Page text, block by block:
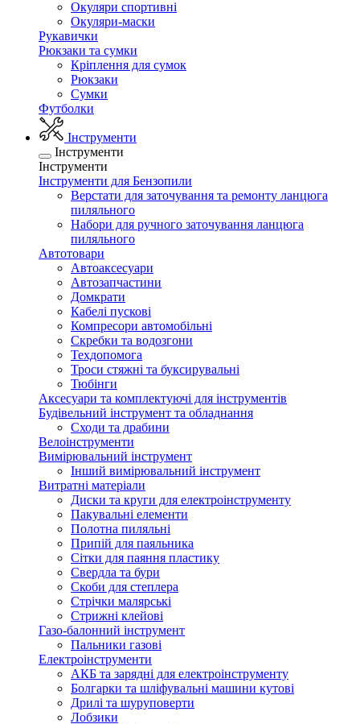
Окуляри спортивні
Окуляри-маски
Рукавички
Рюкзаки та сумки
Кріплення для сумок
Рюкзаки
Сумки
Футболки
Інструменти
Інструменти
Інструменти
Інструменти для Бензопили
Верстати для заточування та ремонту ланцюга
пиляльного
Набори для ручного заточування ланцюга
пиляльного
Автотовари
Автоаксесуари
Автозапчастини
Домкрати
Кабелі пускові
Компресори автомобільні
Скребки та водозгони
Техдопомога
Троси стяжні та буксирувальні
Тюбінги
Аксесуари та комплектуючі для інструментів
Будівельний інструмент та обладнання
Сходи та драбини
Велоінструменти
Вимірювальний інструмент
Інший вимірювальний інструмент
Витратні матеріали
Диски та круги для електроінструменту
Пакувальні елементи
Полотна пиляльні
Припій для паяльника
Сітки для паяння пластику
Свердла та бури
Скоби для степлера
Стрічки малярські
Стрижні клейові
Газо-балонний інструмент
Пальники газові
Електроінструменти
АКБ та зарядні для електроінструменту
Болгарки та шліфувальні машини кутові
Дрилі та шуруповерти
Лобзики